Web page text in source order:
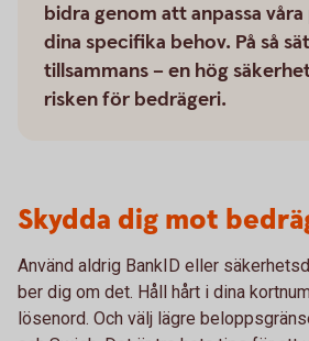
bidra genom att anpassa
dina specifika behov. På så
tillsammans – en hög
risken för bedrägeri.
Skydda dig mot
Använd aldrig BankID eller
ber dig om det. Håll hårt i dina
lösenord. Och välj lägre